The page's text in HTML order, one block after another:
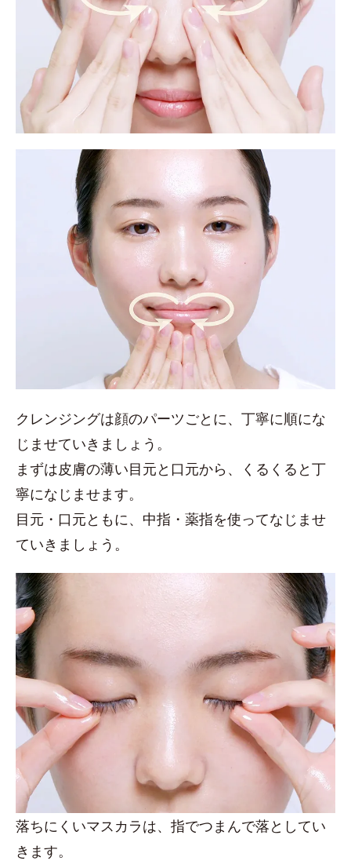
クレンジングは顔のパーツごとに、丁寧に順にな
じませていきましょう。
まずは皮膚の薄い目元と口元から、くるくると丁
寧になじませます。
目元・口元ともに、中指・薬指を使ってなじませ
ていきましょう。
落ちにくいマスカラは、指でつまんで落としてい
きます。